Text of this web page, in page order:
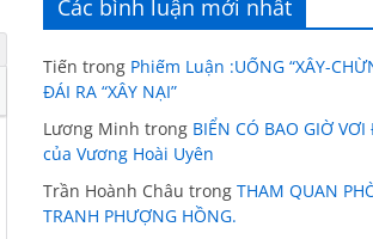
Các bình luận mới nhất
Tiến trong Phiếm Luận :UỐNG “XÂY-
ĐÁI RA “XÂY NẠI”
Lương Minh trong BIỂN CÓ BAO GIỜ VƠI
của Vương Hoài Uyên
Trần Hoành Châu trong THAM QUAN
TRANH PHƯỢNG HỒNG.